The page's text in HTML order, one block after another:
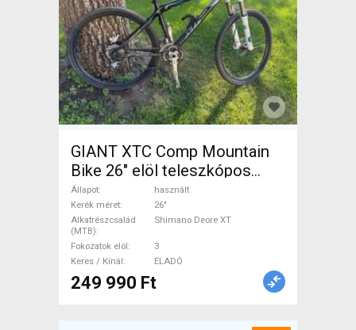
GIANT XTC Comp Mountain
Bike 26" elöl teleszkópos
Shimano Deore XT használt
ELADÓ
Állapot
használt
Kerék méret
26"
Alkatrészcsalád
(MTB)
Shimano Deore XT
Fokozatok elöl
3
Keres / Kínál
ELADÓ
249 990 Ft